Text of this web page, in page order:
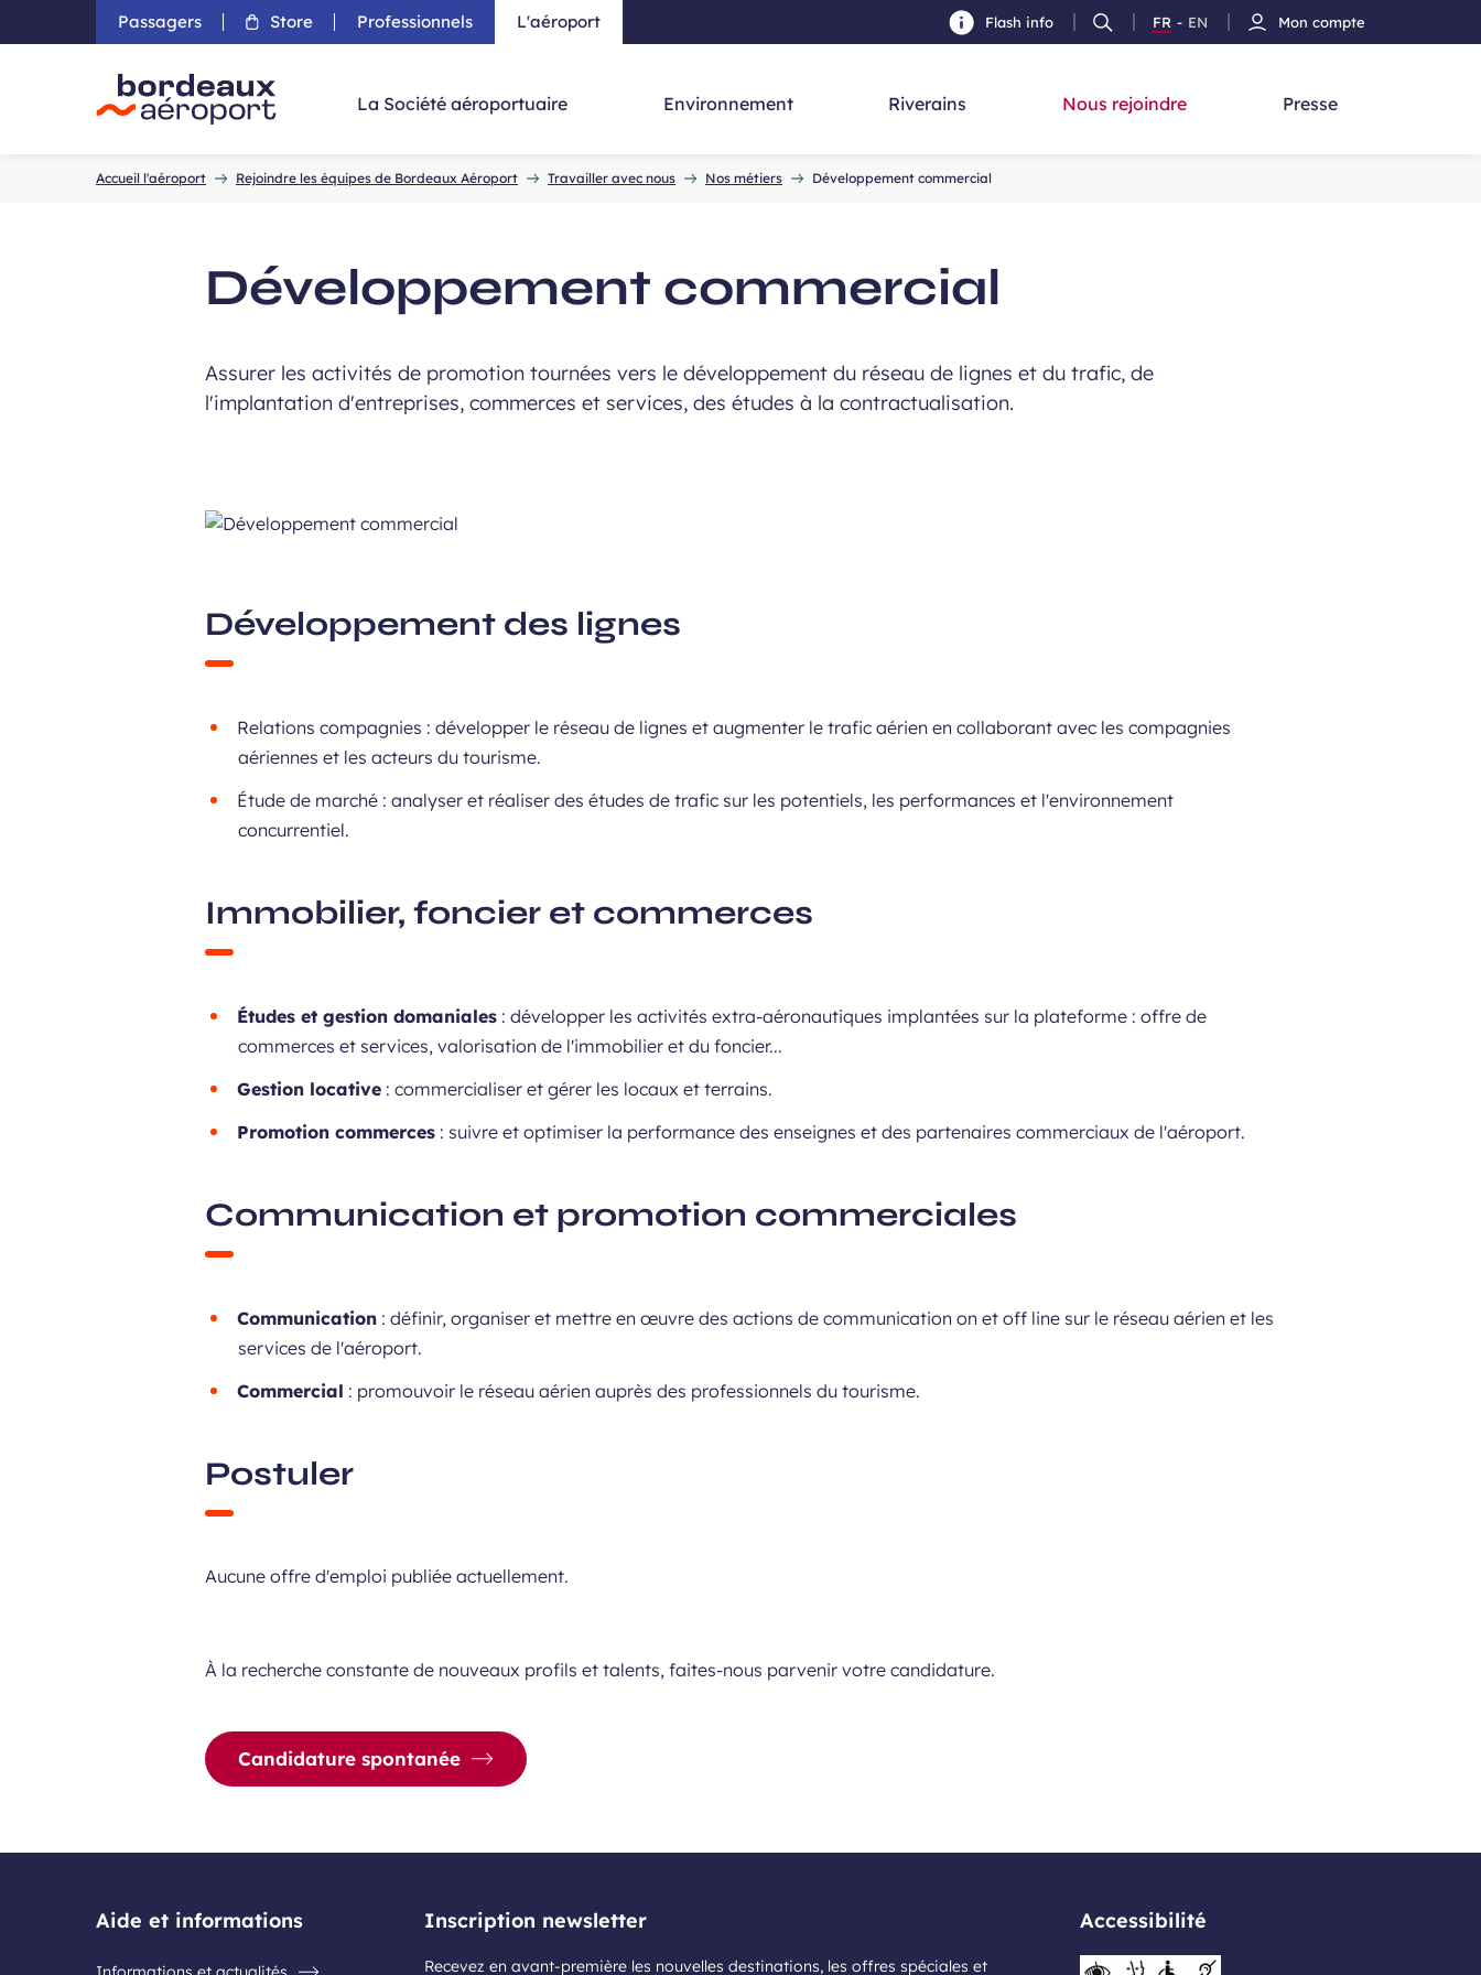
Aller au contenu principal - Aller à la navigation - Aller à la recherche
Passagers Store Professionnels L'aéroport Flash info
Ouvrir
la
FR
Version
- EN
Mon compte
La Société aéroportuaire Environnement Riverains Nous rejoindre Presse
Accueil l'aéroport Rejoindre les équipes de Bordeaux Aéroport Travailler avec nous Nos métiers Développement commercial
Développement commercial
Assurer les activités de promotion tournées vers le développement du réseau de lignes et du trafic, de
l'implantation d'entreprises, commerces et services, des études à la contractualisation.
Développement des lignes
Relations compagnies : développer le réseau de lignes et augmenter le trafic aérien en collaborant avec les compagnies
aériennes et les acteurs du tourisme.
Étude de marché : analyser et réaliser des études de trafic sur les potentiels, les performances et l'environnement
concurrentiel.
Immobilier, foncier et commerces
Études et gestion domaniales: développer les activités extra-aéronautiques implantées sur la plateforme : offre de
commerces et services, valorisation de l'immobilier et du foncier...
Gestion locative: commercialiser et gérer les locaux et terrains.
Promotion commerces: suivre et optimiser la performance des enseignes et des partenaires commerciaux de l'aéroport.
Communication et promotion commerciales
Communication: définir, organiser et mettre en œuvre des actions de communication on et off line sur le réseau aérien et les
services de l'aéroport.
Commercial : promouvoir le réseau aérien auprès des professionnels du tourisme.
Postuler
Aucune offre d'emploi publiée actuellement.
À la recherche constante de nouveaux profils et talents, faites-nous parvenir votre candidature.
Candidature spontanée
Aide et informations Inscription newsletter
Recevez en avant-première les nouvelles destinations, les offres spéciales et
Accessibilité